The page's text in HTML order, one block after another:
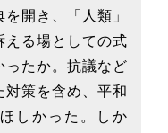
開き、「人類」
える場としての式
ったか。抗議など
策を含め、平和
しかった。しか